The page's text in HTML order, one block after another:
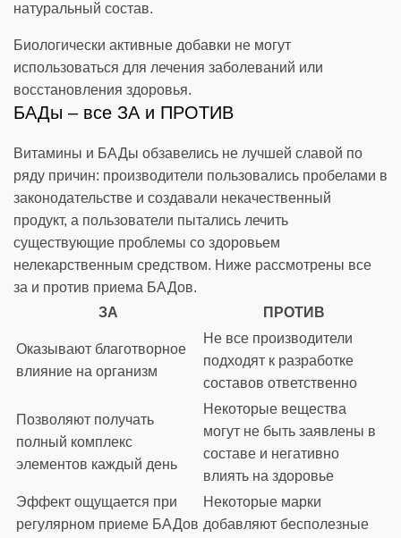
натуральный состав.
Биологически активные добавки не могут
использоваться для лечения заболеваний или
восстановления здоровья.
БАДы – все ЗА и ПРОТИВ
Витамины и БАДы обзавелись не лучшей славой по
ряду причин: производители пользовались пробелами в
законодательстве и создавали некачественный
продукт, а пользователи пытались лечить
существующие проблемы со здоровьем
нелекарственным средством. Ниже рассмотрены все
за и против приема БАДов.
ЗА
ПРОТИВ
Оказывают благотворное
влияние на организм
Не все производители
подходят к разработке
составов ответственно
Позволяют получать
полный комплекс
элементов каждый день
Некоторые вещества
могут не быть заявлены в
составе и негативно
влиять на здоровье
Эффект ощущается при
регулярном приеме БАДов
Некоторые марки
добавляют бесполезные